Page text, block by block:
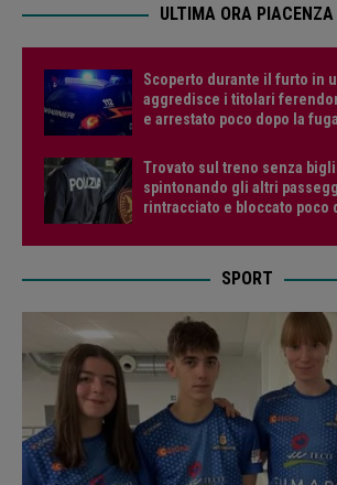
ULTIMA ORA PIACENZA
Scoperto durante il furto in
aggredisce i titolari
e arrestato poco dopo la fuga
Trovato sul treno senza
spintonando gli altri
rintracciato e bloccato poco
SPORT